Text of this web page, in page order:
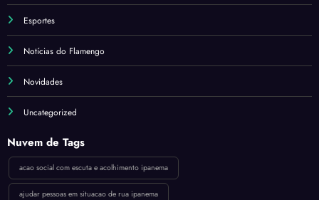
Esportes
Notícias do Flamengo
Novidades
Uncategorized
Nuvem de Tags
acao social com escuta e acolhimento ipanema
ajudar pessoas em situacao de rua ipanema